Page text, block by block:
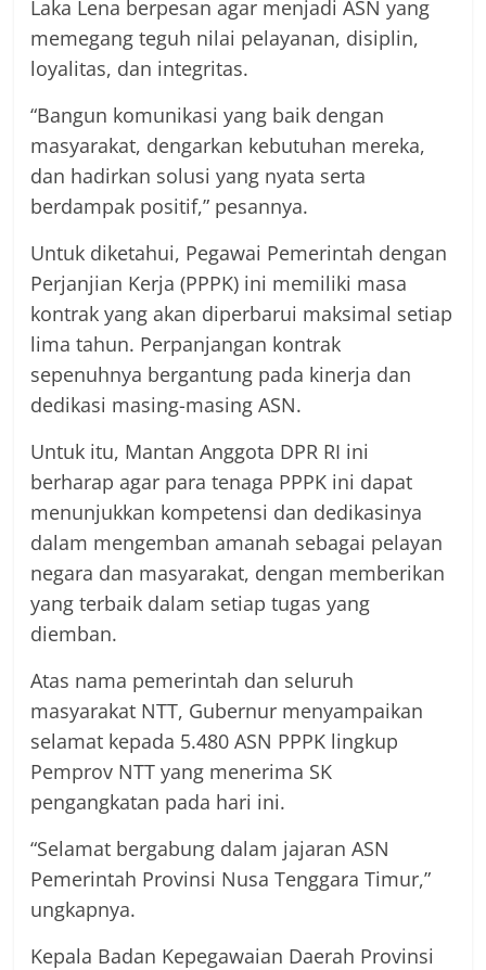
Laka Lena berpesan agar menjadi ASN yang
memegang teguh nilai pelayanan, disiplin,
loyalitas, dan integritas.
“Bangun komunikasi yang baik dengan
masyarakat, dengarkan kebutuhan mereka,
dan hadirkan solusi yang nyata serta
berdampak positif,” pesannya.
Untuk diketahui, Pegawai Pemerintah dengan
Perjanjian Kerja (PPPK) ini memiliki masa
kontrak yang akan diperbarui maksimal setiap
lima tahun. Perpanjangan kontrak
sepenuhnya bergantung pada kinerja dan
dedikasi masing-masing ASN.
Untuk itu, Mantan Anggota DPR RI ini
berharap agar para tenaga PPPK ini dapat
menunjukkan kompetensi dan dedikasinya
dalam mengemban amanah sebagai pelayan
negara dan masyarakat, dengan memberikan
yang terbaik dalam setiap tugas yang
diemban.
Atas nama pemerintah dan seluruh
masyarakat NTT, Gubernur menyampaikan
selamat kepada 5.480 ASN PPPK lingkup
Pemprov NTT yang menerima SK
pengangkatan pada hari ini.
“Selamat bergabung dalam jajaran ASN
Pemerintah Provinsi Nusa Tenggara Timur,”
ungkapnya.
Kepala Badan Kepegawaian Daerah Provinsi